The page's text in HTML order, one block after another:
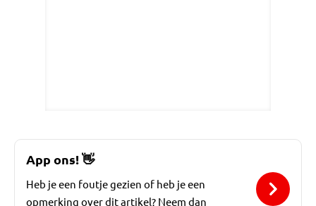
App ons! 👋
Heb je een foutje gezien of heb je een
opmerking over dit artikel? Neem dan